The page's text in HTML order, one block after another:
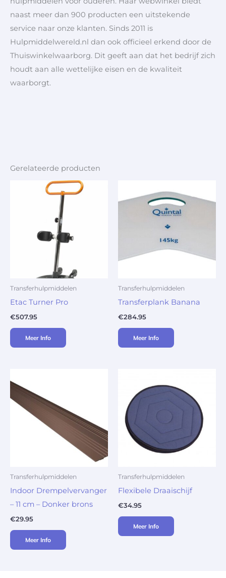
naast meer dan 900 producten een uitstekende
service naar onze klanten. Sinds 2011 is
Hulpmiddelwereld.nl dan ook officieel erkend door de
Thuiswinkelwaarborg. Dit geeft aan dat het bedrijf zich
houdt aan alle wettelijke eisen en de kwaliteit
waarborgt.
Gerelateerde producten
Transferhulpmiddelen
Etac Turner Pro
€507.95
Meer Info
Transferhulpmiddelen
Transferplank Banana
€284.95
Meer Info
Transferhulpmiddelen
Indoor Drempelvervanger
– 11 cm – Donker brons
€29.95
Meer Info
Transferhulpmiddelen
Flexibele Draaischijf
€34.95
Meer Info